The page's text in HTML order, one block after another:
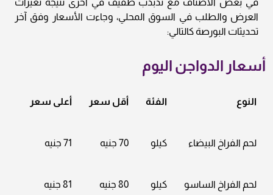
في بعض الأصناف مع تذبذب طفيف في أخرى نتيجة تغيرات
العرض والطلب في السوق المحلي، وجاءت الأسعار وفق آخر
تحديثات البورصة كالتالي:
أسعار الدواجن اليوم
النوع الفئة أقل سعر أعلى سعر
لحم الفراخ البيضاء كيلو 70 جنيه 71 جنيه
لحم الفراخ الساسو كيلو 80 جنيه 81 جنيه